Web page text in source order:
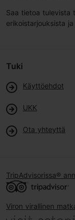
Saa tietoa tulevista
erikoistarjouksista
Tuki
Käyttöehdot
UKK
Ota yhteyttä
TripAdvisorissa®
Viron virallinen